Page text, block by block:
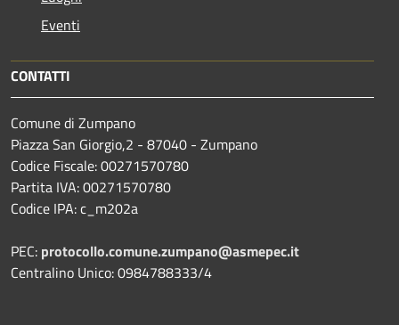
Eventi
CONTATTI
Comune di Zumpano
Piazza San Giorgio,2 - 87040 - Zumpano
Codice Fiscale: 00271570780
Partita IVA: 00271570780
Codice IPA: c_m202a
PEC: protocollo.comune.zumpano@asmepec.it
Centralino Unico: 0984788333/4